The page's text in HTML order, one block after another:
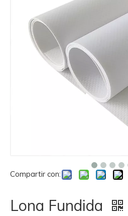
Compartir con:
Lona Fundida